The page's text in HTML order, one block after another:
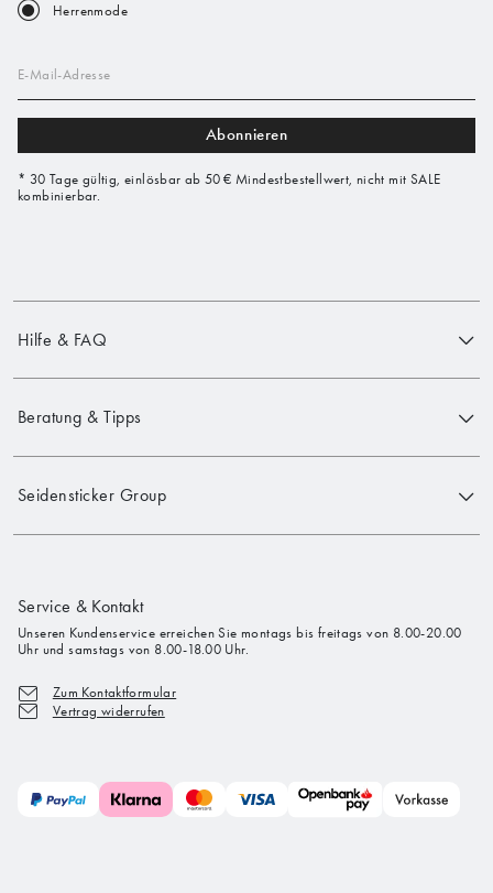
Herrenmode
E-Mail-Adresse
Abonnieren
* 30 Tage gültig, einlösbar ab 50 € Mindestbestellwert, nicht mit SALE
kombinierbar.
Hilfe & FAQ
Beratung & Tipps
Seidensticker Group
Service & Kontakt
Unseren Kundenservice erreichen Sie montags bis freitags von 8.00-20.00
Uhr und samstags von 8.00-18.00 Uhr.
Zum Kontaktformular
Vertrag widerrufen